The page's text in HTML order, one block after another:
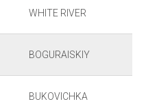
WHITE RIVER
BOGURAISKIY
BUKOVICHKA